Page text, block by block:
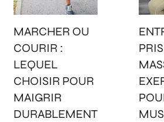
MARCHER OU
COURIR :
LEQUEL
CHOISIR POUR
MAIGRIR
DURABLEMENT